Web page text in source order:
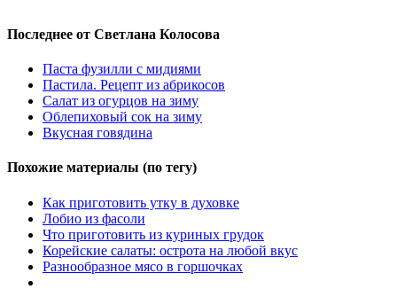
Последнее от Светлана Колосова
Паста фузилли с мидиями
Пастила. Рецепт из абрикосов
Салат из огурцов на зиму
Облепиховый сок на зиму
Вкусная говядина
Похожие материалы (по тегу)
Как приготовить утку в духовке
Лобио из фасоли
Что приготовить из куриных грудок
Корейские салаты: острота на любой вкус
Разнообразное мясо в горшочках